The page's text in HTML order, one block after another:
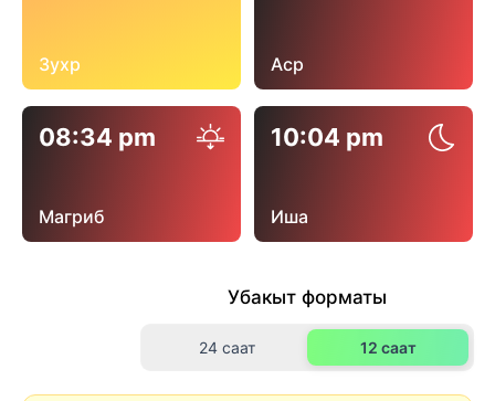
Зухр Аср
08:34 pm
Магриб
10:04 pm
Иша
Убакыт форматы
24 саат 12 саат